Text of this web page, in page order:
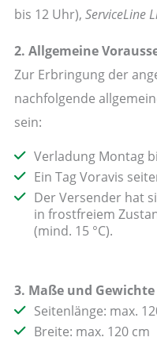
bis 12 Uhr), ServiceLine
2. Allgemeine
Zur Erbringung der
nachfolgende
sein:
Verladung Montag
Ein Tag Voravis
Der Versender hat
in frostfreiem
(mind. 15 °C).
3. Maße und Gewichte
Seitenlänge: max.
Breite: max. 120 cm